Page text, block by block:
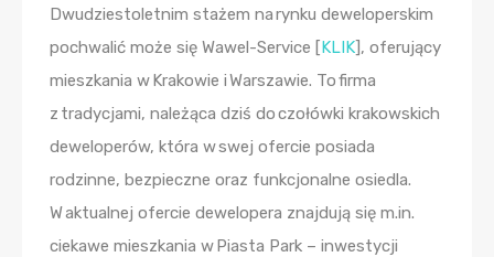
Dwudziestoletnim stażem na rynku deweloperskim
pochwalić może się Wawel-Service [KLIK], oferujący
mieszkania w Krakowie i Warszawie. To firma
z tradycjami, należąca dziś do czołówki krakowskich
deweloperów, która w swej ofercie posiada
rodzinne, bezpieczne oraz funkcjonalne osiedla.
W aktualnej ofercie dewelopera znajdują się m.in.
ciekawe mieszkania w Piasta Park – inwestycji